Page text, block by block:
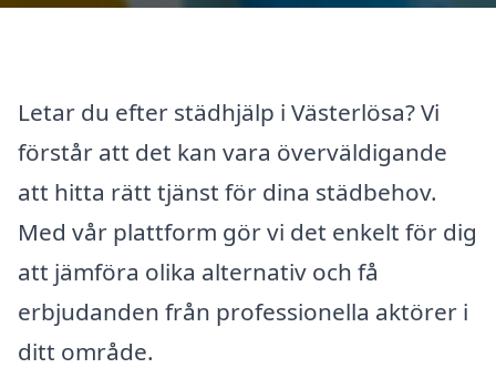
Letar du efter städhjälp i Västerlösa? Vi
förstår att det kan vara överväldigande
att hitta rätt tjänst för dina städbehov.
Med vår plattform gör vi det enkelt för dig
att jämföra olika alternativ och få
erbjudanden från professionella aktörer i
ditt område.